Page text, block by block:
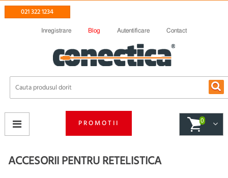
021 322 1234
Inregistrare Blog Autentificare Contact
PROMOTII 0
ACCESORII PENTRU RETELISTICA